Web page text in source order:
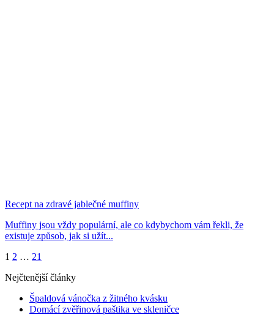
Recept na zdravé jablečné muffiny
Muffiny jsou vždy populární, ale co kdybychom vám řekli, že
existuje způsob, jak si užít...
1 2 … 21
Nejčtenější články
Špaldová vánočka z žitného kvásku
Domácí zvěřinová paštika ve skleničce